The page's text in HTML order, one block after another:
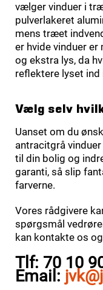
vælger vinduer i
pulverlakeret
mens træet
er hvide vinduer er
og ekstra lys, da
reflektere lyset ind
Vælg selv
Uanset om du
antracitgrå
til din bolig og
garanti, så slip
farverne.
Vores rådgivere
spørgsmål
kan kontakte os
Tlf: 70 10
Email: